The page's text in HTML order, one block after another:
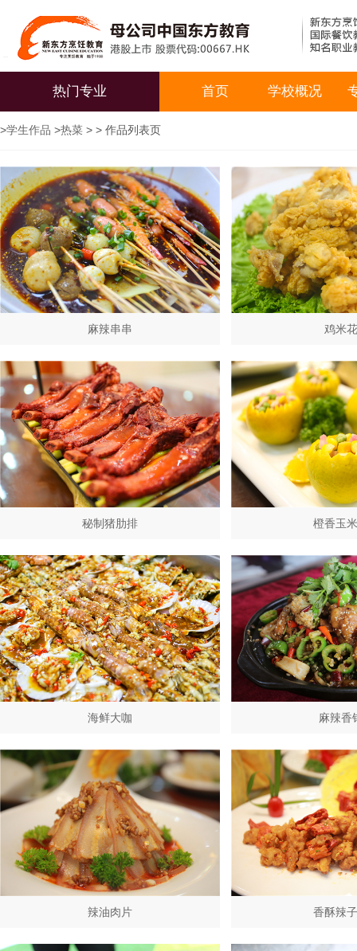
热门专业 首页 学校概况
>学生作品 >热菜 > > 作品列表页
麻辣串串 鸡米花
秘制猪肋排 橙香玉
海鲜大咖 麻辣香
辣油肉片 香酥辣